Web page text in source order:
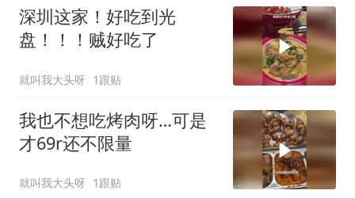
深圳这家！好吃到光
盘！！！贼好吃了
就叫我大头呀 1跟贴
我也不想吃烤肉呀…可是
才69r还不限量
就叫我大头呀 1跟贴